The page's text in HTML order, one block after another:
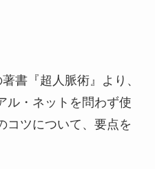
書『超人脈術』より、
ル・ネットを問わず使
コツについて、要点を